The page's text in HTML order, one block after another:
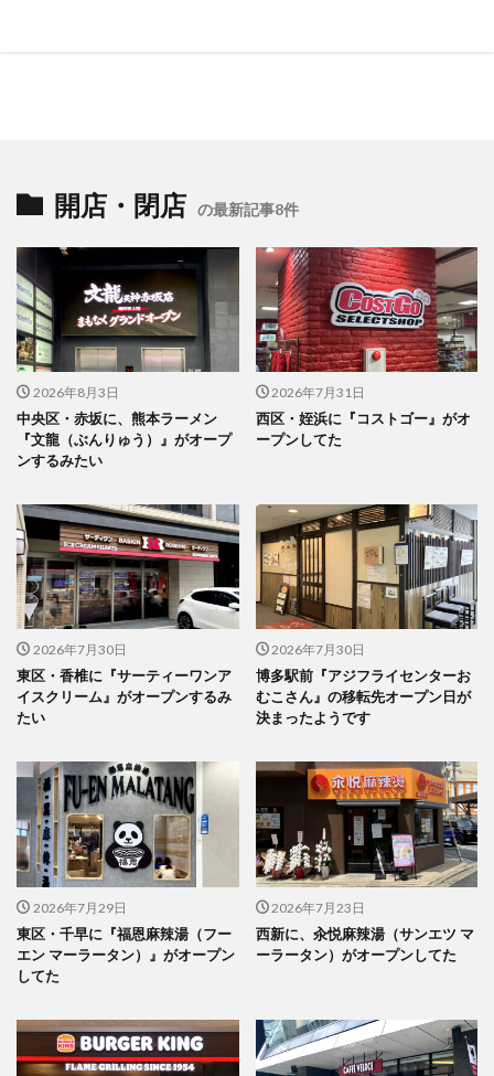
開店・閉店 の最新記事8件
2026年8月3日
中央区・赤坂に、熊本ラーメン
『文龍（ぶんりゅう）』がオープ
ンするみたい
2026年7月31日
西区・姪浜に『コストゴー』がオ
ープンしてた
2026年7月30日
東区・香椎に『サーティーワンア
イスクリーム』がオープンするみ
たい
2026年7月30日
博多駅前『アジフライセンターお
むこさん』の移転先オープン日が
決まったようです
2026年7月29日
東区・千早に『福恩麻辣湯（フー
エン マーラータン）』がオープン
してた
2026年7月23日
西新に、汆悦麻辣湯（サンエツ マ
ーラータン）がオープンしてた